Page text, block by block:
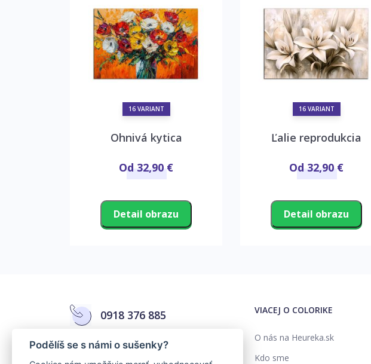
16 VARIANT
Ohnivá kytica
Od 32,90 €
Detail obrazu
16 VARIANT
Ľalie reprodukcia
Od 32,90 €
Detail obrazu
0918 376 885
info@colorika.sk
VIACEJ O COLORIKE
O nás na Heureka.sk
Kdo sme
Podělíš se s námi o sušenky?